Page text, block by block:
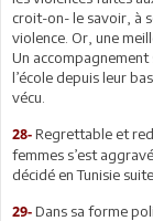
croit-on- le savoir, à
violence. Or, une
Un
l’école depuis leur
vécu.
28- Regrettable et
femmes s’est
décidé en Tunisie
29- Dans sa forme